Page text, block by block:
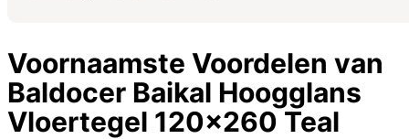
Voornaamste Voordelen van
Baldocer Baikal Hoogglans
Vloertegel 120x260 Teal